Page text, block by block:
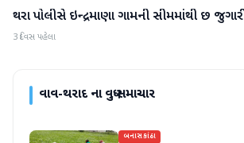
વાવ-થરાદ
થરા પોલીસે ઇન્દ્રમાણા ગામની સીમમાંથી છ
3 દિવસ પહેલા
વાવ-થરાદ ના વધુ સમાચાર
બનાસકાંઠા